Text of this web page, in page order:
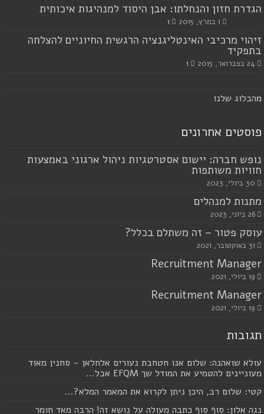
הגדרת חזון והנחלתו: אבן היסוד למנהיגות איכותית
1 במרץ, 2015 1
זיהוי מרכיבי האינטליגנציה הרגשית החיוניים להצלחה
בתפקיד
24 בפברואר, 2015 1
מהבלוג שלנו
פוסטים אחרונים
נופש חברה: יישום אסטרטגיות ניהול ארגוני באמצעות
חוויות משותפות
30 ביולי, 2023
מתנות למנהלים
26 ביוני, 2023
עוסק פטור – זה משתלם בכלל?
31 באוקטובר, 2021
Recruitment Manager
19 ביולי, 2021
Recruitment Manager
19 ביולי, 2021
תגובות
עולא שואהנה: שלום אנו חטחבת נעורים אלחלאן - סחנין מאוד
מעוניינים להטמיע את המודל שך EFQM אבל...
קטי: שלום רב, היכן ניתן לקרוא את המאמר המלא?...
נגה אלון: סוף סוף כתבה מעולה על נושא זה! הרבה מאד חומר